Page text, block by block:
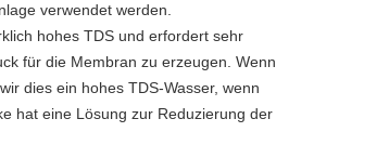
verwendet werden.
hohes TDS und erfordert sehr
für die Membran zu erzeugen. Wenn
dies ein hohes TDS-Wasser, wenn
hat eine Lösung zur Reduzierung der